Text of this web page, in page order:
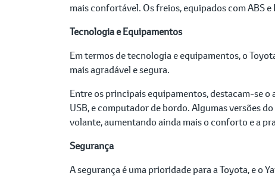
mais confortável. Os freios, equipados com ABS
Tecnologia e Equipamentos
Em termos de tecnologia e equipamentos, o
mais agradável e segura.
Entre os principais equipamentos, destacam-se
USB, e computador de bordo. Algumas versões
volante, aumentando ainda mais o conforto e a
Segurança
A segurança é uma prioridade para a Toyota, e o